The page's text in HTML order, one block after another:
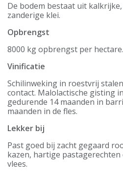
De bodem bestaat uit
zanderige klei.
Opbrengst
8000 kg opbrengst per hectare.
Vinificatie
Schilinweking in roestvrij
contact. Malolactische gisting
gedurende 14 maanden in
maanden in de fles.
Lekker bij
Past goed bij zacht gegaard
kazen, hartige pastagerechten
vlees.